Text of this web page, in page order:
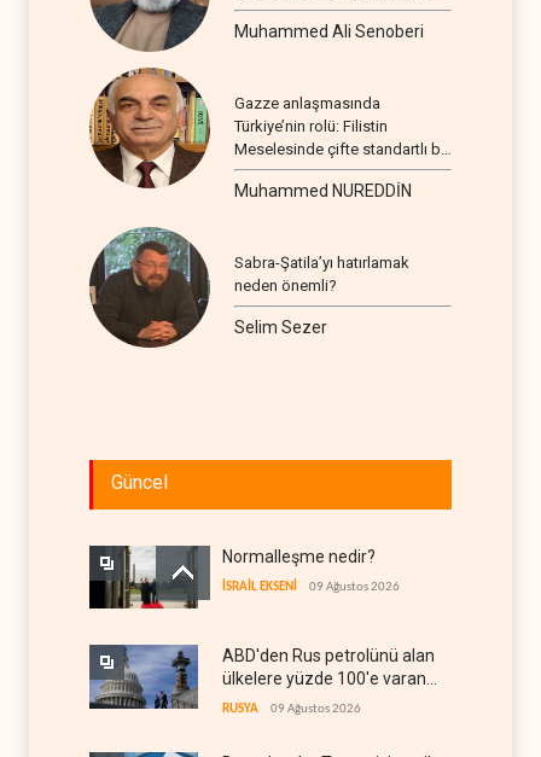
Muhammed Ali Senoberi
Gazze anlaşmasında
Türkiye’nin rolü: Filistin
Meselesinde çifte standartlı bir
seyir
Muhammed NUREDDİN
Sabra-Şatila’yı hatırlamak
neden önemli?
Selim Sezer
Güncel
Normalleşme nedir?
İSRAİL EKSENİ 09 Ağustos 2026
ABD'den Rus petrolünü alan
ülkelere yüzde 100'e varan
gümrük vergisi
RUSYA 09 Ağustos 2026